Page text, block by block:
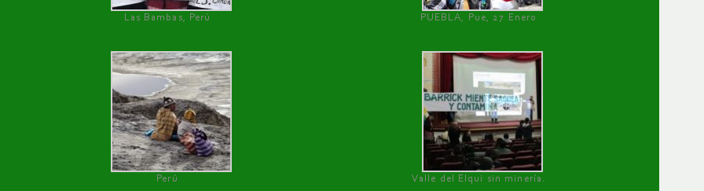
Las Bambas, Perú PUEBLA, Pue, 27 Enero
Perú Valle del Elqui sin minería.